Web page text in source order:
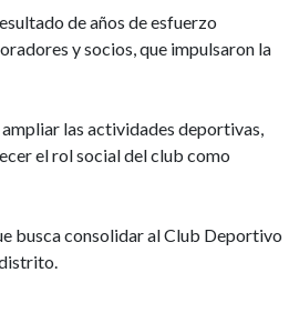
de años de esfuerzo
y socios, que impulsaron la
las actividades deportivas,
el rol social del club como
busca consolidar al Club Deportivo